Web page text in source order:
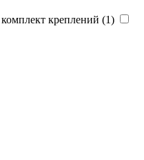
комплект креплений (1)